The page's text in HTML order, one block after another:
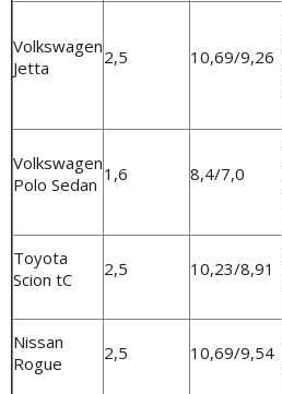
Volkswagen
Jetta
2,5 10,69/9,26
Volkswagen
Polo Sedan 1,6 8,4/7,0
Toyota
Scion tC
2,5 10,23/8,91
Nissan
Rogue
2,5 10,69/9,54